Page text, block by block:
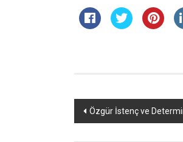
Yazı
Özgür İstenç ve